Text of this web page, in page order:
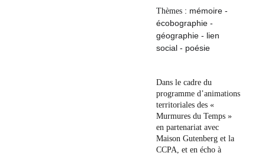
Dans le cadre du
programme d’animations
territoriales des «
Murmures du Temps »
en partenariat avec
Maison Gutenberg et la
CCPA, et en écho à
Thèmes : mémoire -
écobographie -
géographie - lien
social - poésie